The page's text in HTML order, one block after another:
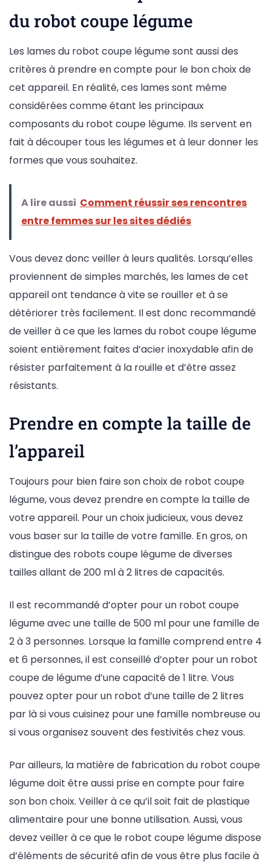
du robot coupe légume
Les lames du robot coupe légume sont aussi des
critères à prendre en compte pour le bon choix de
cet appareil. En réalité, ces lames sont même
considérées comme étant les principaux
composants du robot coupe légume. Ils servent en
fait à découper tous les légumes et à leur donner les
formes que vous souhaitez.
A lire aussi Comment réussir ses rencontres
entre femmes sur les sites dédiés
Vous devez donc veiller à leurs qualités. Lorsqu’elles
proviennent de simples marchés, les lames de cet
appareil ont tendance à vite se rouiller et à se
détériorer très facilement. Il est donc recommandé
de veiller à ce que les lames du robot coupe légume
soient entièrement faites d’acier inoxydable afin de
résister parfaitement à la rouille et d’être assez
résistants.
Prendre en compte la taille de
l’appareil
Toujours pour bien faire son choix de robot coupe
légume, vous devez prendre en compte la taille de
votre appareil. Pour un choix judicieux, vous devez
vous baser sur la taille de votre famille. En gros, on
distingue des robots coupe légume de diverses
tailles allant de 200 ml à 2 litres de capacités.
Il est recommandé d’opter pour un robot coupe
légume avec une taille de 500 ml pour une famille de
2 à 3 personnes. Lorsque la famille comprend entre 4
et 6 personnes, il est conseillé d’opter pour un robot
coupe de légume d’une capacité de 1 litre. Vous
pouvez opter pour un robot d’une taille de 2 litres
par là si vous cuisinez pour une famille nombreuse ou
si vous organisez souvent des festivités chez vous.
Par ailleurs, la matière de fabrication du robot coupe
légume doit être aussi prise en compte pour faire
son bon choix. Veiller à ce qu’il soit fait de plastique
alimentaire pour une bonne utilisation. Aussi, vous
devez veiller à ce que le robot coupe légume dispose
d’éléments de sécurité afin de vous être plus facile à